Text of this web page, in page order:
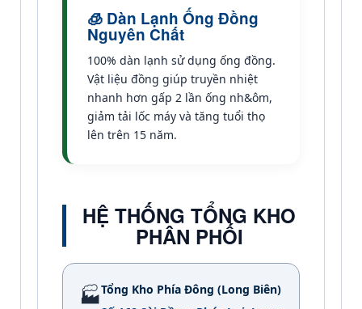
🧊 Dàn Lạnh Ống Đồng
Nguyên Chất
100% dàn lạnh sử dụng ống đồng.
Vật liệu đồng giúp truyền nhiệt
nhanh hơn gấp 2 lần ống nh&ôm,
giảm tải lốc máy và tăng tuổi thọ
lên trên 15 năm.
HỆ THỐNG TỔNG KHO
PHÂN PHỐI
🏭Tổng Kho Phía Đông (Long Biên)